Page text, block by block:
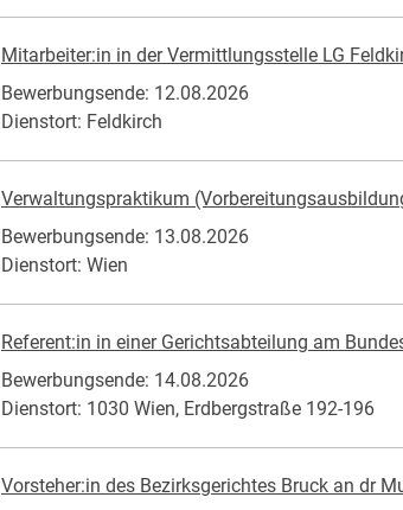
Mitarbeiter:in in der Vermittlungsstelle LG
Bewerbungsende: 12.08.2026
Dienstort: Feldkirch
Verwaltungspraktikum
Bewerbungsende: 13.08.2026
Dienstort: Wien
Referent:in in einer Gerichtsabteilung am
Bewerbungsende: 14.08.2026
Dienstort: 1030 Wien, Erdbergstraße 192-196
Vorsteher:in des Bezirksgerichtes Bruck an dr